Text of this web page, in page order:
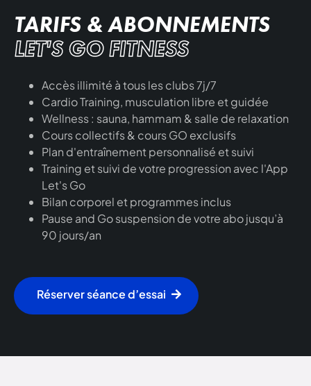
TARIFS & ABONNEMENTS
LET'S GO FITNESS
Accès illimité à tous les clubs 7j/7
Cardio Training, musculation libre et guidée
Wellness : sauna, hammam & salle de relaxation
Cours collectifs & cours GO exclusifs
Plan d'entraînement personnalisé et suivi
Training et suivi de votre progression avec l'App
Let's Go
Bilan corporel et programmes inclus
Pause and Go suspension de votre abo jusqu’à
90 jours/an
Réserver séance d’essai